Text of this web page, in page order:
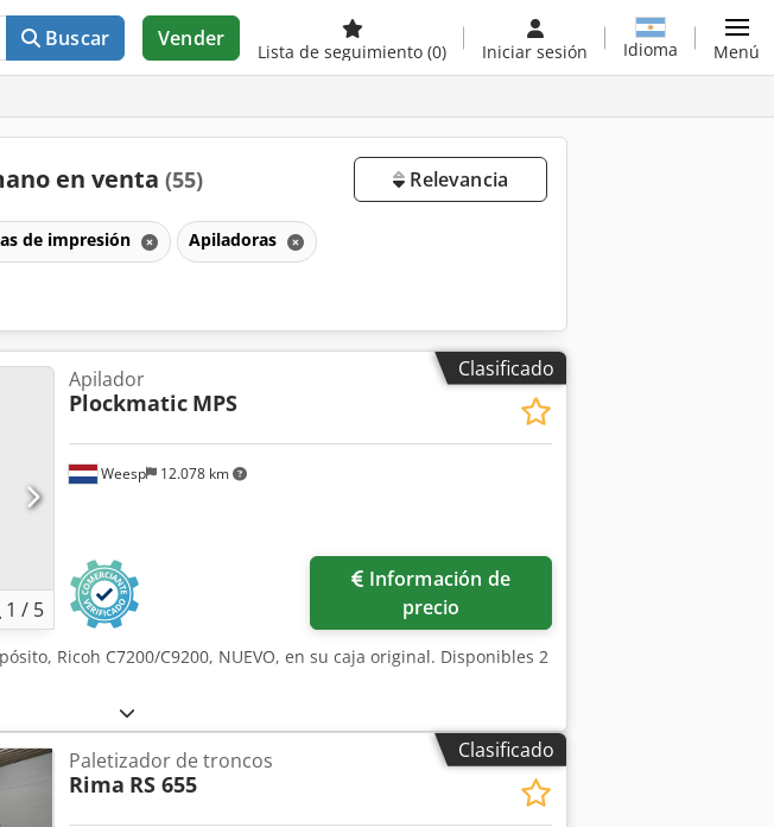
Buscar Vender
Lista de seguimiento (0) Iniciar sesión Idioma Menú
en venta (55) Relevancia
de impresión Apiladoras
Clasificado
1 / 5
Weesp 12.078 km
Apilador
Plockmatic MPS
precio
Ricoh C7200/C9200, NUEVO, en su caja original. Disponibles 2
Clasificado
Paletizador de troncos
Rima RS 655